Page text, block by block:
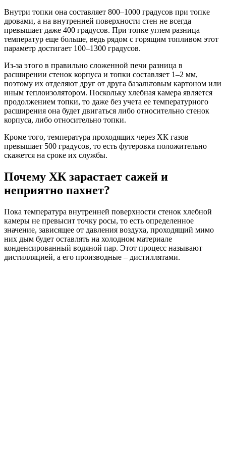
Внутри топки она составляет 800–1000 градусов при топке
дровами, а на внутренней поверхности стен не всегда
превышает даже 400 градусов. При топке углем разница
температур еще больше, ведь рядом с горящим топливом этот
параметр достигает 100–1300 градусов.
Из-за этого в правильно сложенной печи разница в
расширении стенок корпуса и топки составляет 1–2 мм,
поэтому их отделяют друг от друга базальтовым картоном или
иным теплоизолятором. Поскольку хлебная камера является
продолжением топки, то даже без учета ее температурного
расширения она будет двигаться либо относительно стенок
корпуса, либо относительно топки.
Кроме того, температура проходящих через ХК газов
превышает 500 градусов, то есть футеровка положительно
скажется на сроке их службы.
Почему ХК зарастает сажей и
неприятно пахнет?
Пока температура внутренней поверхности стенок хлебной
камеры не превысит точку росы, то есть определенное
значение, зависящее от давления воздуха, проходящий мимо
них дым будет оставлять на холодном материале
конденсированный водяной пар. Этот процесс называют
дистилляцией, а его производные – дистиллятами.